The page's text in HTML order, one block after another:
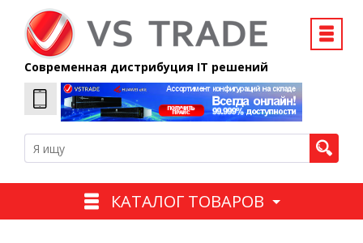
Современная дистрибуция IT решений
КАТАЛОГ ТОВАРОВ